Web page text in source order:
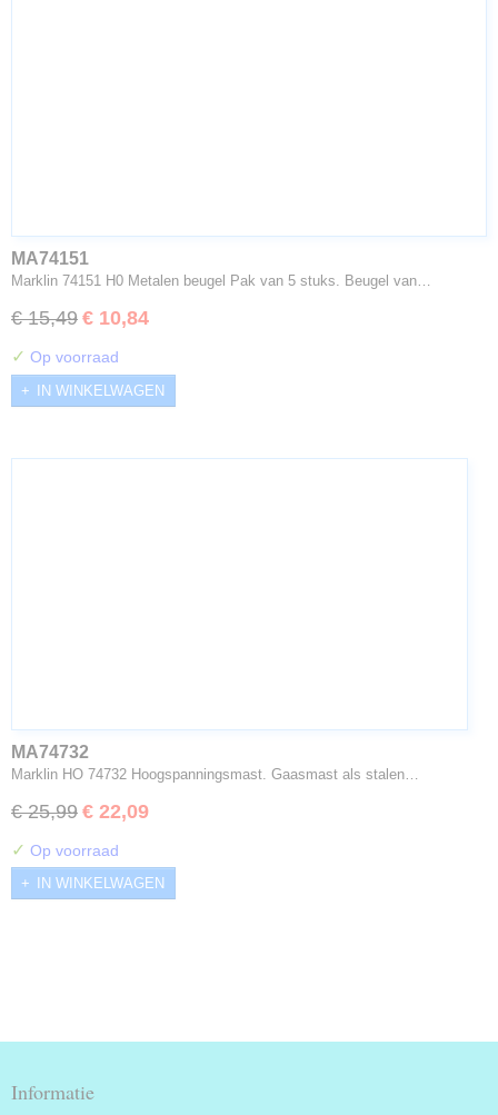
MA74151
Marklin 74151 H0 Metalen beugel Pak van 5 stuks. Beugel van…
€ 15,49 € 10,84
✓ Op voorraad
IN WINKELWAGEN
MA74732
Marklin HO 74732 Hoogspanningsmast. Gaasmast als stalen…
€ 25,99 € 22,09
✓ Op voorraad
IN WINKELWAGEN
Informatie